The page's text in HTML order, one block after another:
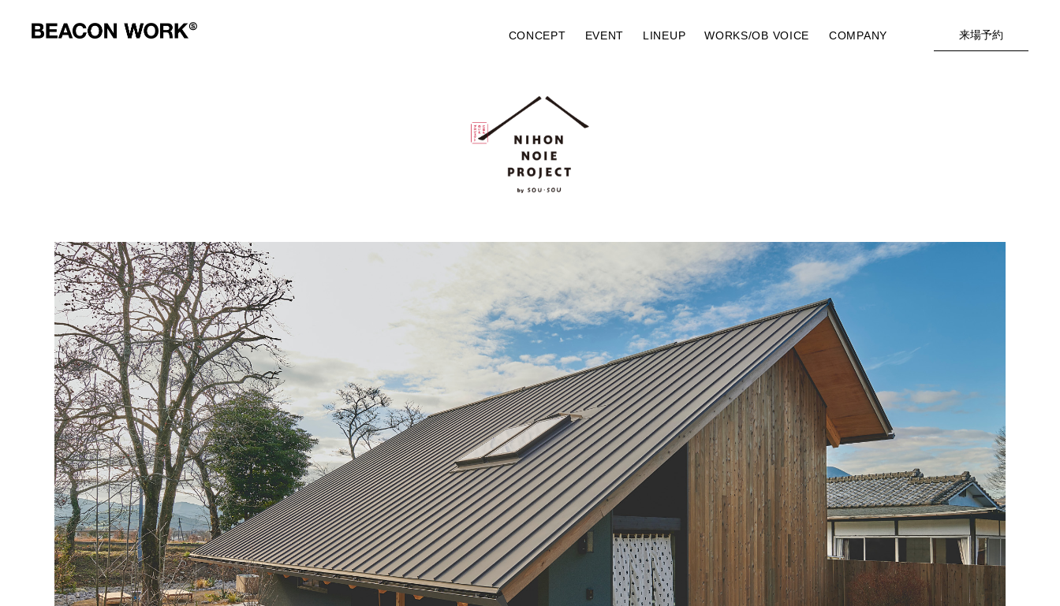
CONCEPT EVENT LINEUP WORKS/OB VOICE COMPANY 来場予約